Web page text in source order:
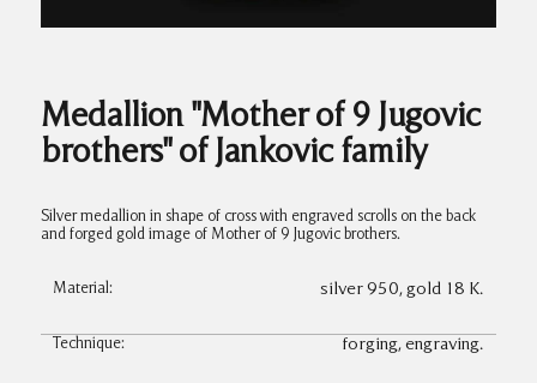
Medallion "Mother of 9 Jugovic
brothers" of Jankovic family
Silver medallion in shape of cross with engraved scrolls on the back
and forged gold image of Mother of 9 Jugovic brothers.
Material: silver 950, gold 18 K.
Technique: forging, engraving.